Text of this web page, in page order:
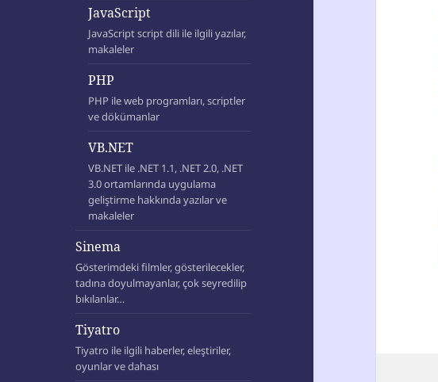
JavaScript
JavaScript script dili ile ilgili yazılar,
makaleler
PHP
PHP ile web programları, scriptler
ve dökümanlar
VB.NET
VB.NET ile .NET 1.1, .NET 2.0, .NET
3.0 ortamlarında uygulama
geliştirme hakkında yazılar ve
makaleler
Sinema
Gösterimdeki filmler, gösterilecekler,
tadına doyulmayanlar, çok seyredilip
bıkılanlar…
Tiyatro
Tiyatro ile ilgili haberler, eleştiriler,
oyunlar ve dahası